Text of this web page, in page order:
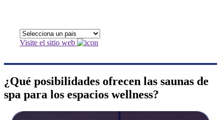
Visite el sitio web
¿Qué posibilidades ofrecen las saunas de
spa para los espacios wellness?